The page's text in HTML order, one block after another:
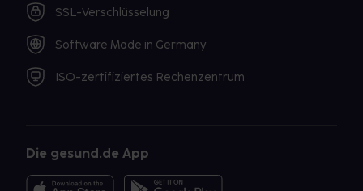
SSL-Verschlüsselung
Software Made in Germany
ISO-zertifiziertes Rechenzentrum
Die gesund.de App